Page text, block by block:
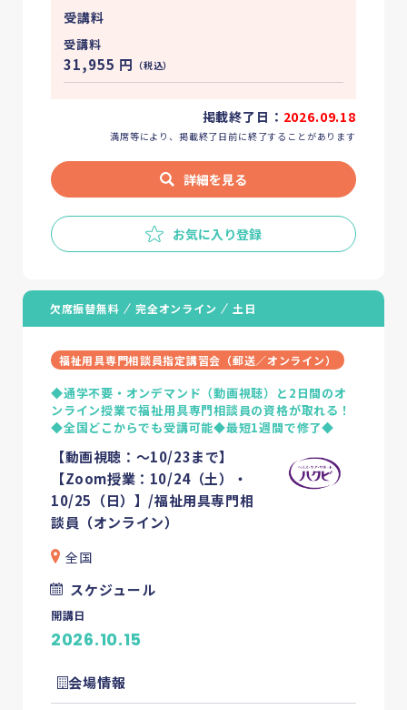
受講料
受講料
31,955 円 （税込）
掲載終了日： 2026.09.18
満席等により、掲載終了日前に終了することがあります
詳細を見る
お気に入り登録
欠席振替無料 完全オンライン 土日
福祉用具専門相談員指定講習会（郵送／オンライン）
◆通学不要・オンデマンド（動画視聴）と2日間のオ
ンライン授業で福祉用具専門相談員の資格が取れる！
◆全国どこからでも受講可能◆最短1週間で修了◆
【動画視聴：～10/23まで】
【Zoom授業：10/24（土）・
10/25（日）】/福祉用具専門相
談員（オンライン）
全国
スケジュール
開講日
2026.10.15
会場情報